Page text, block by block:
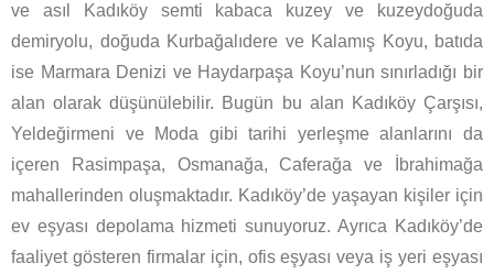
ve asıl Kadıköy semti kabaca kuzey ve kuzeydoğuda
demiryolu, doğuda Kurbağalıdere ve Kalamış Koyu, batıda
ise Marmara Denizi ve Haydarpaşa Koyu’nun sınırladığı bir
alan olarak düşünülebilir. Bugün bu alan Kadıköy Çarşısı,
Yeldeğirmeni ve Moda gibi tarihi yerleşme alanlarını da
içeren Rasimpaşa, Osmanağa, Caferağa ve İbrahimağa
mahallerinden oluşmaktadır. Kadıköy’de yaşayan kişiler için
ev eşyası depolama hizmeti sunuyoruz. Ayrıca Kadıköy’de
faaliyet gösteren firmalar için, ofis eşyası veya iş yeri eşyası